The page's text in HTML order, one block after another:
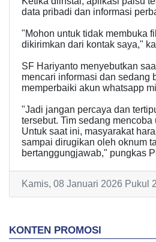
data pribadi dan informasi
"Mohon untuk tidak membuka
dikirimkan dari kontak saya,"
SF Hariyanto menyebutkan
mencari informasi dan sedang
memperbaiki akun whatsapp
"Jadi jangan percaya dan
tersebut. Tim sedang mencoba
Untuk saat ini, masyarakat
sampai dirugikan oleh oknum
bertanggungjawab," pungkas
Kamis, 08 Januari 2026 Pukul